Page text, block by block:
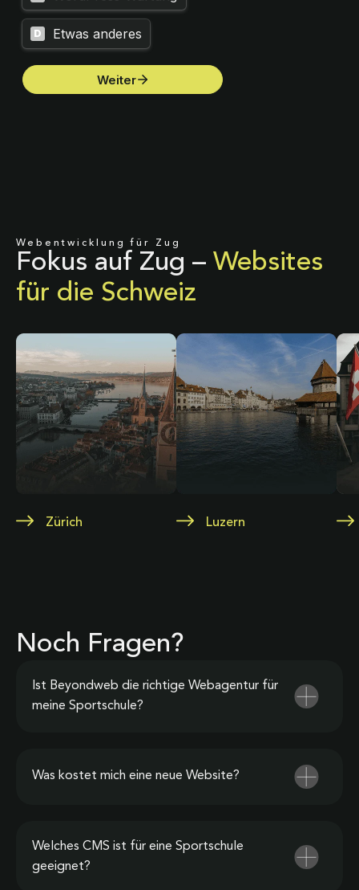
Webentwicklung für Zug
Fokus auf Zug – Websites
für die Schweiz
Zürich Luzern
Noch Fragen?
Ist Beyondweb die richtige Webagentur für
meine Sportschule?
Was kostet mich eine neue Website?
Welches CMS ist für eine Sportschule
geeignet?